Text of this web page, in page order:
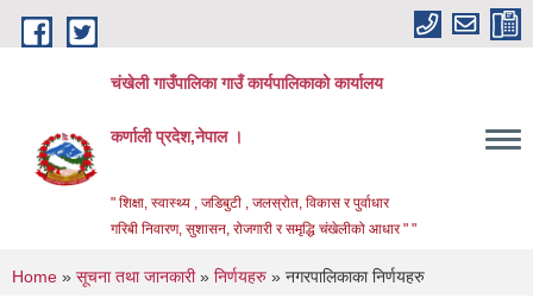
Skip to main content
चंखेली गाउँपालिका गाउँ कार्यपालिकाको कार्यालय
कर्णाली प्रदेश,नेपाल ।
" शिक्षा, स्वास्थ्य , जडिबुटी , जलस्रोत, विकास र पुर्वाधार
गरिबी निवारण, सुशासन, रोजगारी र समृद्धि चंखेलीको आधार " "
You are here
Home » सूचना तथा जानकारी» निर्णयहरु » नगरपालिकाका निर्णयहरु